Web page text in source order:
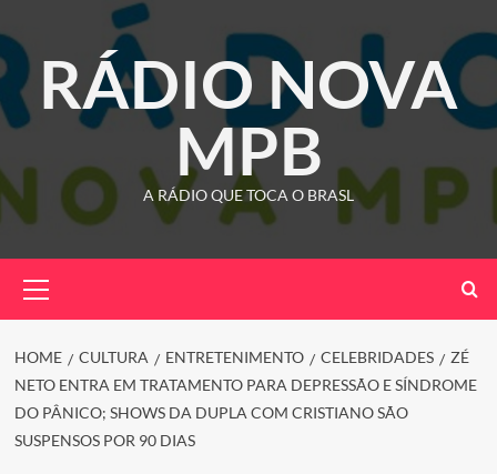
to
contentRÁDIO NOVA
MPB
A RÁDIO QUE TOCA O BRASL
Menu
HOME CULTURA ENTRETENIMENTO CELEBRIDADES
ZÉ
NETO ENTRA EM TRATAMENTO PARA DEPRESSÃO E SÍNDROME
DO PÂNICO; SHOWS DA DUPLA COM CRISTIANO SÃO
SUSPENSOS POR 90 DIAS